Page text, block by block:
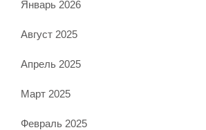
Январь 2026
Август 2025
Апрель 2025
Март 2025
Февраль 2025